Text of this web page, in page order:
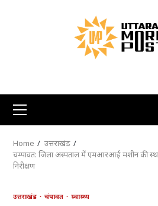
Primary
Menu
Home
उत्तराखंड
चम्पावत: जिला अस्पताल में एमआरआई मशीन की
निरीक्षण
उत्तराखंड चंपावत स्वास्थ्य